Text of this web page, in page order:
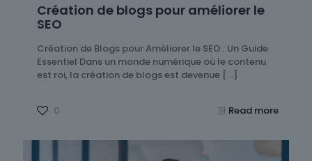
Création de blogs pour améliorer le
SEO
Création de Blogs pour Améliorer le SEO : Un Guide
Essentiel Dans un monde numérique où le contenu
est roi, la création de blogs est devenue […]
0 Read more